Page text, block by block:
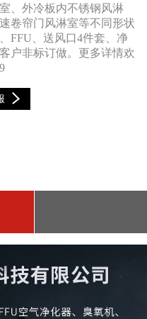
、外冷板内不锈钢风淋
卷帘门风淋室等不同形状
FFU、送风口4件套、净
户非标订做。更多详情欢